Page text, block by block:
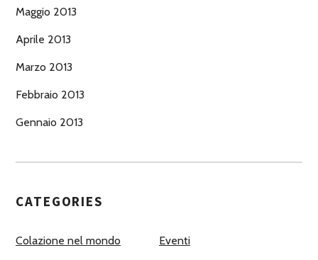
Maggio 2013
Aprile 2013
Marzo 2013
Febbraio 2013
Gennaio 2013
CATEGORIES
Colazione nel mondo Eventi